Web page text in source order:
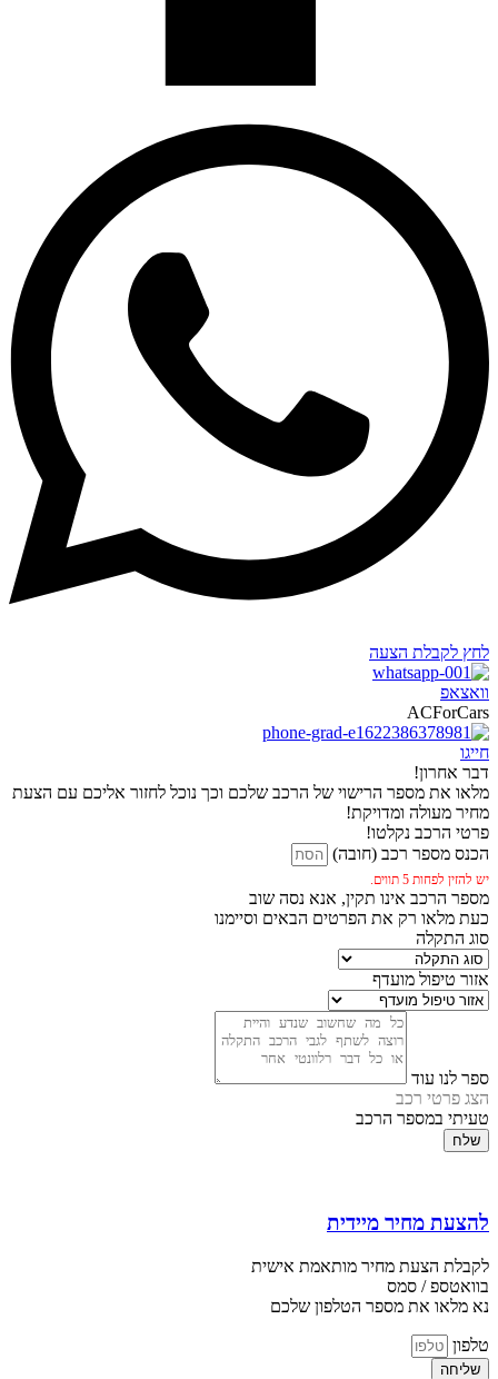
לחץ לקבלת הצעה
וואצאפ
ACForCars
חייגו
דבר אחרון!
מלאו את מספר הרישוי של הרכב שלכם וכך נוכל לחזור אליכם עם הצעת
מחיר מעולה ומדויקת!
פרטי הרכב נקלטו!
הכנס מספר רכב (חובה)
יש להזין לפחות 5 תווים.
מספר הרכב אינו תקין, אנא נסה שוב
כעת מלאו רק את הפרטים הבאים וסיימנו
סוג התקלה
אזור טיפול מועדף
ספר לנו עוד
הצג פרטי רכב
טעיתי במספר הרכב
שלח
להצעת מחיר מיידית
לקבלת הצעת מחיר מותאמת אישית
בוואטספ / סמס
נא מלאו את מספר הטלפון שלכם
טלפון
שליחה